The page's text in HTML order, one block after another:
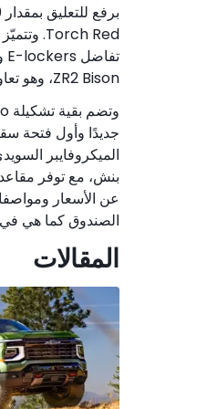
ZR2 Bison، وهو تعاون مع AEV، فيشمل مصدات مميزة وحماية لعتبات الأبواب وألواح حماية سفلية.
الصندوق كما هي في
المقالات